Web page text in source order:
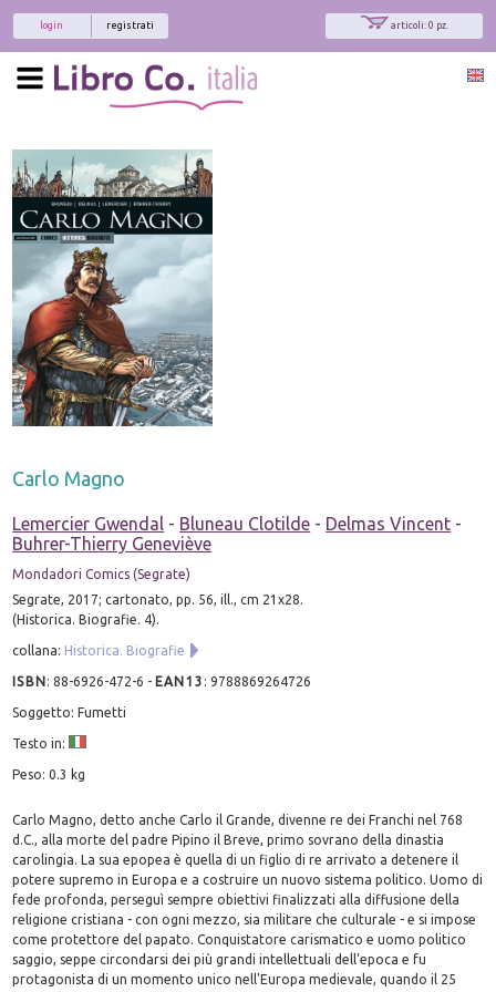
articoli: 0 pz.
registrati
login
Carlo Magno
Lemercier Gwendal - Bluneau Clotilde - Delmas Vincent -
Buhrer-Thierry Geneviève
Mondadori Comics (Segrate)
Segrate, 2017; cartonato, pp. 56, ill., cm 21x28.
(Historica. Biografie. 4).
collana: Historica. Biografie
ISBN:88-6926-472-6 - EAN13 :9788869264726
Soggetto: Fumetti
Testo in:
Peso: 0.3 kg
Carlo Magno, detto anche Carlo il Grande, divenne re dei Franchi nel 768
d.C., alla morte del padre Pipino il Breve, primo sovrano della dinastia
carolingia. La sua epopea è quella di un figlio di re arrivato a detenere il
potere supremo in Europa e a costruire un nuovo sistema politico. Uomo di
fede profonda, perseguì sempre obiettivi finalizzati alla diffusione della
religione cristiana - con ogni mezzo, sia militare che culturale - e si impose
come protettore del papato. Conquistatore carismatico e uomo politico
saggio, seppe circondarsi dei più grandi intellettuali dell'epoca e fu
protagonista di un momento unico nell'Europa medievale, quando il 25